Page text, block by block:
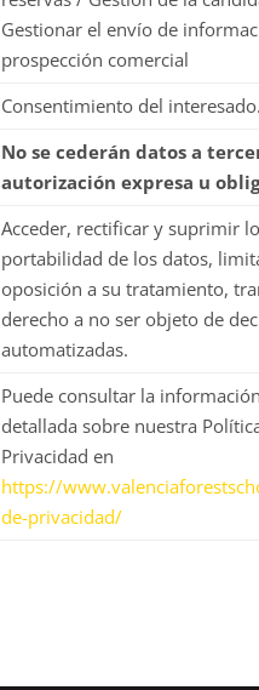
Gestionar el envío de
prospección comercial
Consentimiento del
No se cederán datos a
autorización expresa u
Acceder, rectificar y suprimir
portabilidad de los datos,
oposición a su tratamiento,
derecho a no ser objeto de
automatizadas.
Puede consultar la
detallada sobre nuestra
Privacidad en
https://
de-privacidad/